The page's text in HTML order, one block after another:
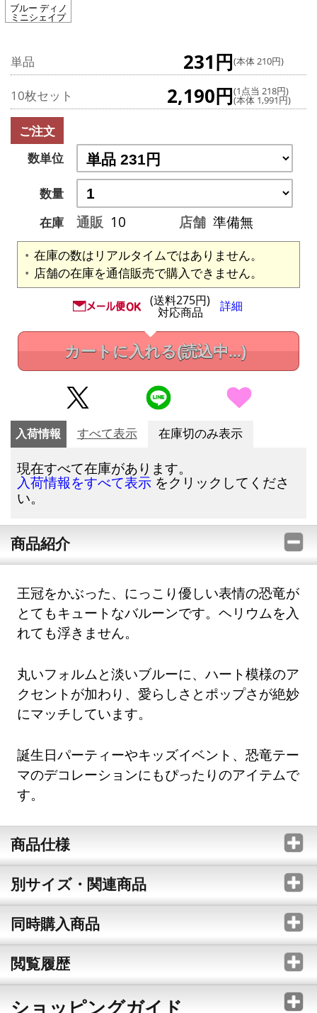
ブルー ディノ
ミニシェイプ
単品 231円(本体 210円)
10枚セット 2,190円(1点当 218円)
(本体 1,991円)
ご注文
数単位
数量
在庫
通販 10 店舗 準備無
在庫の数はリアルタイムではありません。
店舗の在庫を通信販売で購入できません。
(送料275円)
対応商品 詳細
カートに入れる(読込中...)
入荷情報 すべて表示 在庫切のみ表示
現在すべて在庫があります。
入荷情報をすべて表示 をクリックしてくださ
い。
商品紹介
王冠をかぶった、にっこり優しい表情の恐竜が
とてもキュートなバルーンです。ヘリウムを入
れても浮きません。
丸いフォルムと淡いブルーに、ハート模様のア
クセントが加わり、愛らしさとポップさが絶妙
にマッチしています。
誕生日パーティーやキッズイベント、恐竜テー
マのデコレーションにもぴったりのアイテムで
す。
商品仕様
別サイズ・関連商品
同時購入商品
閲覧履歴
ショッピングガイド